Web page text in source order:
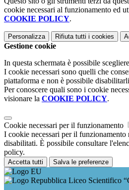
cookie necessari al funzionamento ed
COOKIE POLICY.
Personalizza Rifiuta tutti i cookies
Gestione cookie
In questa schermata è possibile
I cookie necessari sono quelli che
piattaforma e non è possibile
Per conoscere quali sono i cookie
visionare la COOKIE POLICY.
Cookie necessari per il funzionamento
I cookie necessari per il funzionamento
disabilitati. È possibile consultare
policy.
Accetta tutti Salva le preferenze
Liceo Scientifico